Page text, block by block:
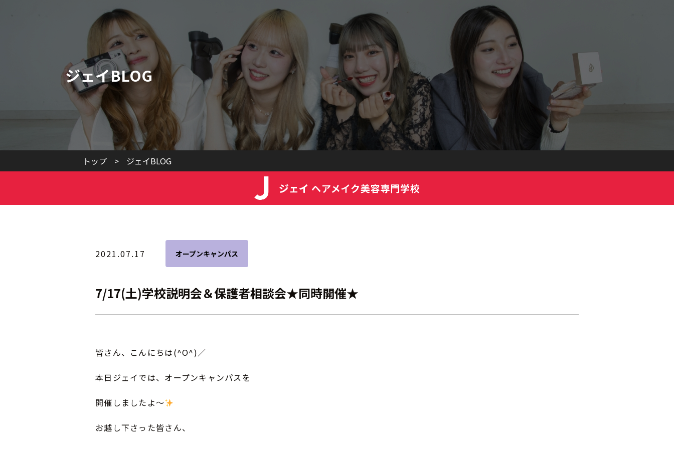
ジェイBLOG
トップ > ジェイBLOG
2021.07.17 オープンキャンパス
7/17(土)学校説明会＆保護者相談会★同時開催★
皆さん、こんにちは(^O^)／
本日ジェイでは、オープンキャンパスを
開催しましたよ～
お越し下さった皆さん、